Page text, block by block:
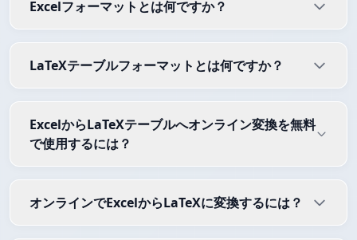
Excelフォーマットとは何ですか？
LaTeXテーブルフォーマットとは何ですか？
ExcelからLaTeXテーブルへオンライン変換を無料
で使用するには？
オンラインでExcelからLaTeXに変換するには？